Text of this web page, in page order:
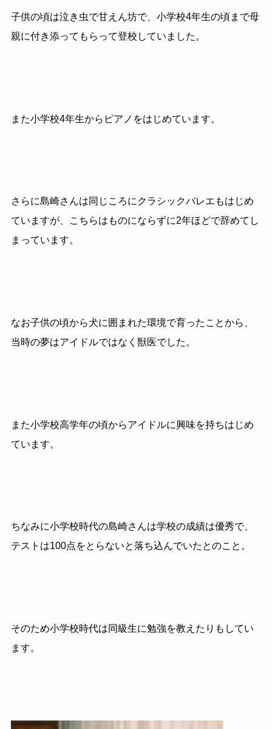
子供の頃は泣き虫で甘えん坊で、小学校4年生の頃まで母
親に付き添ってもらって登校していました。
また小学校4年生からピアノをはじめています。
さらに島崎さんは同じころにクラシックバレエもはじめ
ていますが、こちらはものにならずに2年ほどで辞めてし
まっています。
なお子供の頃から犬に囲まれた環境で育ったことから、
当時の夢はアイドルではなく獣医でした。
また小学校高学年の頃からアイドルに興味を持ちはじめ
ています。
ちなみに小学校時代の島崎さんは学校の成績は優秀で、
テストは100点をとらないと落ち込んでいたとのこと。
そのため小学校時代は同級生に勉強を教えたりもしてい
ます。